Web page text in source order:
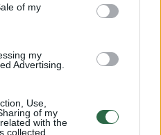
of my
my
Advertising.
Use,
of my
with the
collected.
nupiešti, o turi
puslapį, taigi,
glaustai. Ir dar –
elementą.